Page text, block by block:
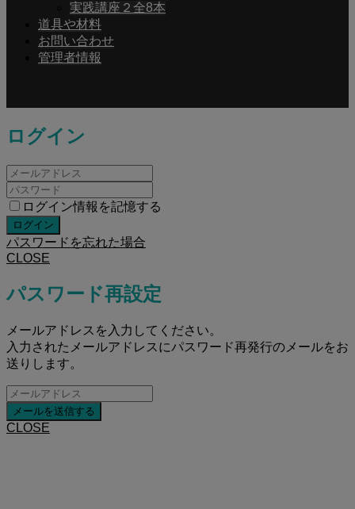
実践講座２全8本
道具や材料
お問い合わせ
管理者情報
ログイン
ログイン情報を記憶する
パスワードを忘れた場合
CLOSE
パスワード再設定
メールアドレスを入力してください。
入力されたメールアドレスにパスワード再発行のメールをお
送りします。
CLOSE